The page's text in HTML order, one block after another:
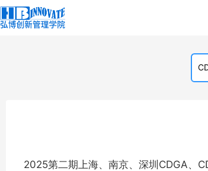
2025第二期上海、南京、深圳CDGA、